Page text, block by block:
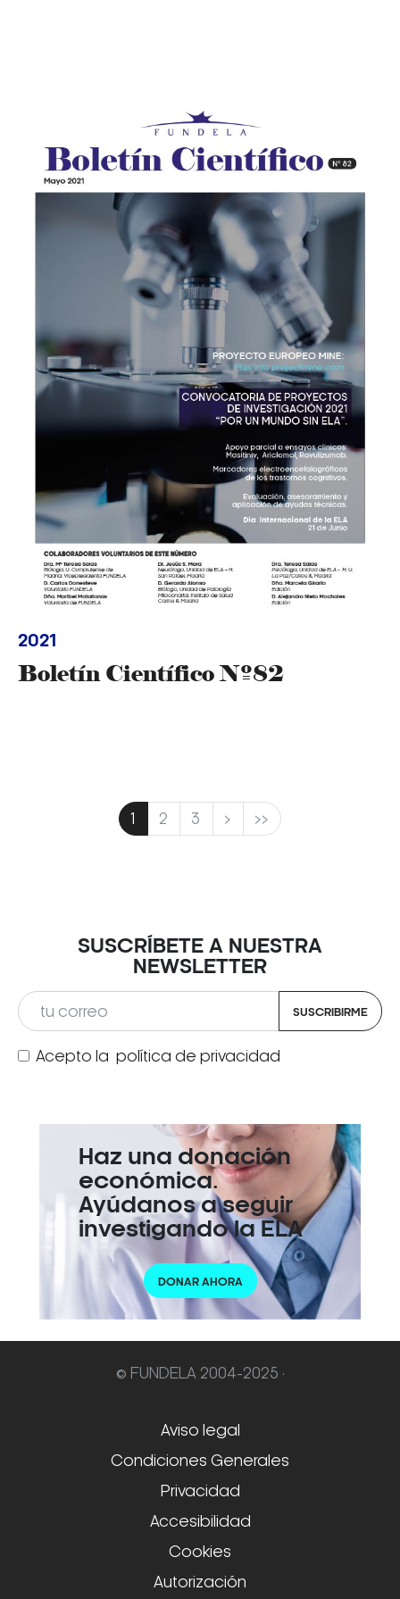
2021
Boletín Científico Nº82
1 2 3 > >>
SUSCRÍBETE A NUESTRA
NEWSLETTER
SUSCRIBIRME
Acepto la política de privacidad
Haz una donación
económica.
Ayúdanos a seguir
investigando la ELA
DONAR AHORA
© FUNDELA 2004-2025 ·
Aviso legal
Condiciones Generales
Privacidad
Accesibilidad
Cookies
Autorización